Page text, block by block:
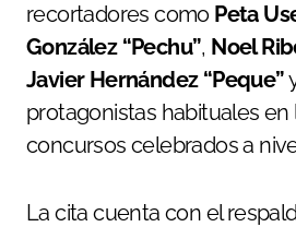
recortadores como Peta
González “Pechu”, Noel
Javier Hernández “Peque”
protagonistas habituales en
concursos celebrados a
La cita cuenta con el